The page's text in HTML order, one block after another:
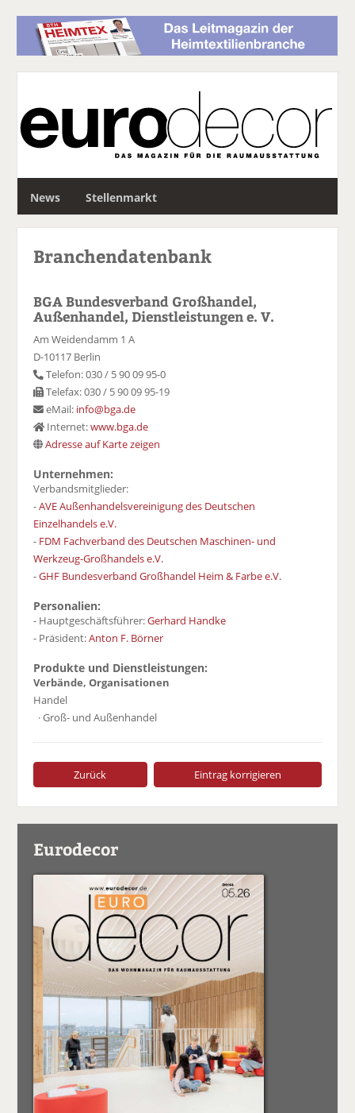
News Stellenmarkt
c
Branchendatenbank
BGA Bundesverband Großhandel,
Außenhandel, Dienstleistungen e. V.
Am Weidendamm 1 A
D-10117 Berlin
Telefon: 030 / 5 90 09 95-0
Telefax: 030 / 5 90 09 95-19
eMail: info@bga.de
Internet:www.bga.de
Adresse auf Karte zeigen
Unternehmen:
Verbandsmitglieder:
-AVE Außenhandelsvereinigung des Deutschen
Einzelhandels e.V.
- FDM Fachverband des Deutschen Maschinen- und
Werkzeug-Großhandels e.V.
-GHF Bundesverband Großhandel Heim & Farbe e.V.
Personalien:
- Hauptgeschäftsführer:Gerhard Handke
- Präsident:Anton F. Börner
Produkte und Dienstleistungen:
Verbände, Organisationen
Handel
· Groß- und Außenhandel
Zurück Eintrag korrigieren
Eurodecor